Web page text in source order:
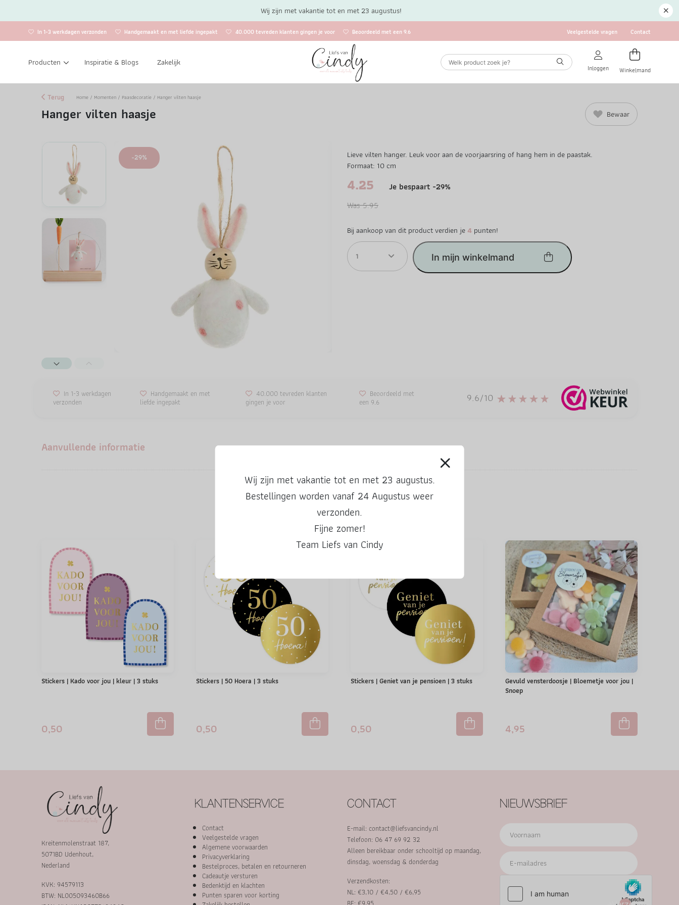
In 1-3 werkdagen verzonden Handgemaakt en met liefde ingepakt 40.000 tevreden klanten gingen je voor Beoordeeld met een 9.6 Veelgestelde vragen Contact
Producten Inspiratie & Blogs Zakelijk Inloggen Winkelmand
Terug Home / Momenten / Paasdecoratie / Hanger vilten haasje
Hanger vilten haasje Bewaar
-29%
Lieve vilten hanger. Leuk voor aan de voorjaarsring of hang hem in de paastak.
Formaat: 10 cm
4.25
Je bespaart -29%
Was 5.95
Bij aankoop van dit product verdien je4 punten!
1 In mijn winkelmand
In 1-3 werkdagen
verzonden
Handgemaakt en met
liefde ingepakt
40.000 tevreden klanten
gingen je voor
Beoordeeld met
een 9.6
9.6/10
Aanvullende informatie
Ook leuke producten
Stickers | Kado voor jou | kleur | 3 stuks
0,50
Stickers | 50 Hoera | 3 stuks
0,50
Stickers | Geniet van je pensioen | 3 stuks
0,50
Gevuld vensterdoosje | Bloemetje voor jou |
Snoep
4,95
Wij zijn met vakantie tot en met 23 augustus!
Wij zijn met vakantie tot en met 23 augustus.
Bestellingen worden vanaf 24 Augustus weer
verzonden.
Fijne zomer!
Team Liefs van Cindy
Kreitenmolenstraat 187,
5071BD Udenhout,
Nederland
KVK: 94579113
BTW: NL005093460B66
KLANTENSERVICE
Contact
Veelgestelde vragen
Algemene voorwaarden
Privacyverklaring
Bestelproces, betalen en retourneren
Cadeautje versturen
Bedenktijd en klachten
Punten sparen voor korting
CONTACT
E-mail: contact@liefsvancindy.nl
Telefoon: 06 47 69 92 32
Alleen bereikbaar onder schooltijd op maandag,
dinsdag, woensdag & donderdag
Verzendkosten:
NL: €3,10 / €4,50 / €6,95
NIEUWSBRIEF